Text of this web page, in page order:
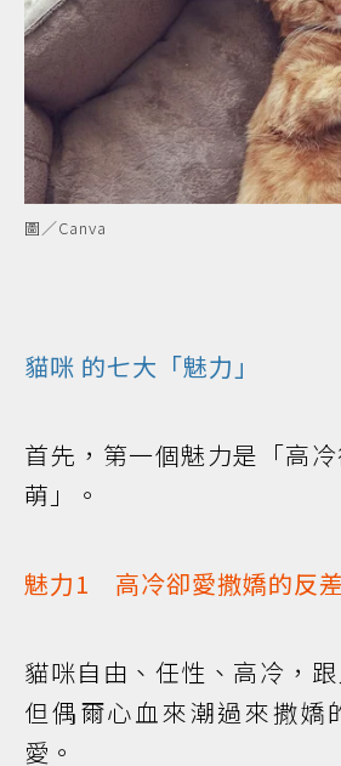
圖／Canva
貓咪 的七大「魅力」
首先，第一個魅力是「高
萌」。
魅力1 高冷卻愛撒嬌的反
貓咪自由、任性、高冷，跟
但偶爾心血來潮過來撒嬌
愛。